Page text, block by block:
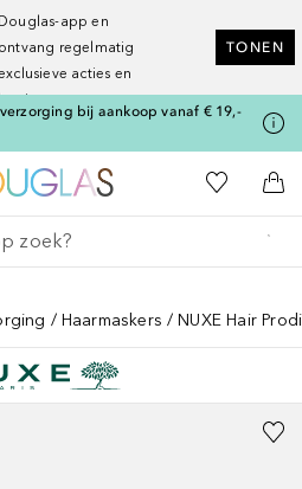
Douglas-app en
ontvang regelmatig
acties en
TONEN
bij aankoop vanaf € 19,-
Naar Douglas Home
Naar Mijn
Haarmaskers NUXE Hair